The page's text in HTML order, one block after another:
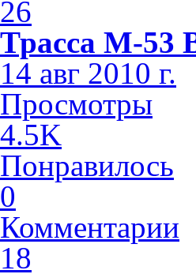
26
Трасса М-53
14 авг 2010 г.
Просмотры
4.5K
Понравилось
0
Комментарии
18